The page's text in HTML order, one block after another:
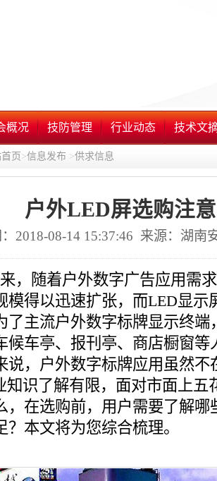
概况 技防管理 行业动态 技术文
页 >信息发布 >供求信息
户外LED屏选购注
：2018-08-14 15:37:46 来源：湖南
随着户外数字广告应用需求
模得以迅速扩张，而LED显示
了主流户外数字标牌显示终端
候车亭、报刊亭、商店橱窗等
说，户外数字标牌应用虽然不
知识了解有限，面对市面上五
，在选购前，用户需要了解
？本文将为您综合梳理。